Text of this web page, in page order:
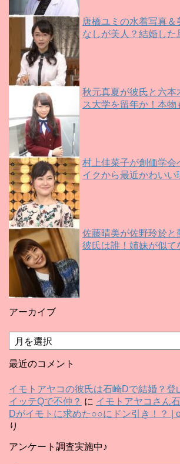
唐橋ユミの水着写真＆
なしが美人？結婚した
秋元真夏が彼氏と六本
ス大学を留年か！本物
村上佳菜子が創価学会
イクから最近かわいい
佐藤晴美が佐野玲於と
彼氏は誰！姉妹が似て
アーカイブ
ア
ー
カ
ブ
最近のコメント
イモトアヤコの彼氏は石崎Dで結婚？登
イッテQで不仲？ に イモトアヤコさん
Dがイモトに求めた○○にドン引き！？ |
り
アンケート調査実施中♪